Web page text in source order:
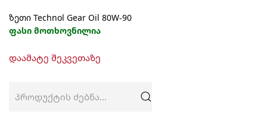
ზეთი Technol Gear Oil 80W-90
ფასი მოთხოვნილია
დაამატე შეკვეთაზე
variants.